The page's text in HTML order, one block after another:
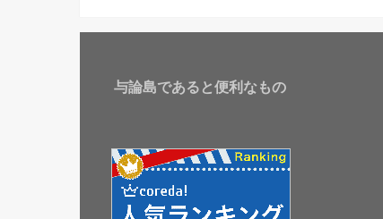
与論島であると便利なもの